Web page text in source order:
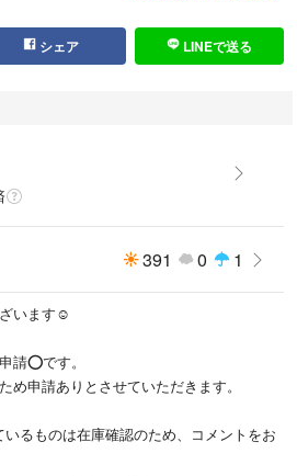
シェア LINEで送る
391 0 1
います☺︎
請⭕️です。
め申請ありとさせていただきます。
るものは在庫確認のため、コメントをお